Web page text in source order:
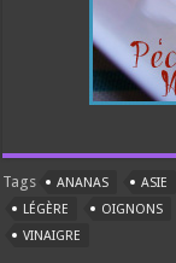
Tags ANANAS ASIE
LÉGÈRE
OIGNONS
VINAIGRE